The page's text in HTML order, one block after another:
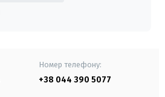
Номер телефону:
+38 044 390 5077